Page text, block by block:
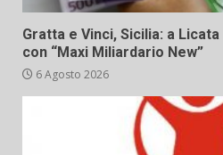
Gratta e Vinci, Sicilia: a
con “Maxi Miliardario New”
6 Agosto 2026